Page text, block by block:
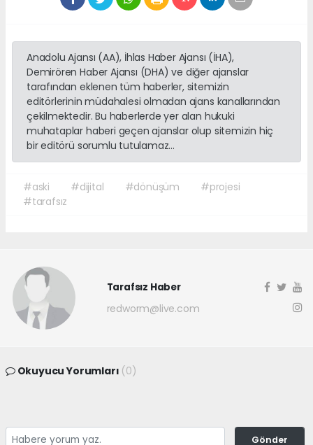
Anadolu Ajansı (AA), İhlas Haber Ajansı (İHA),
Demirören Haber Ajansı (DHA) ve diğer ajanslar
tarafından eklenen tüm haberler, sitemizin
editörlerinin müdahalesi olmadan ajans kanallarından
çekilmektedir. Bu haberlerde yer alan hukuki
muhataplar haberi geçen ajanslar olup sitemizin hiç
bir editörü sorumlu tutulamaz...
#aski #dijital #dönüşüm
#projesi
#tarafsız
Tarafsız Haber
redworm@live.com
Okuyucu Yorumları (0)
Gönder